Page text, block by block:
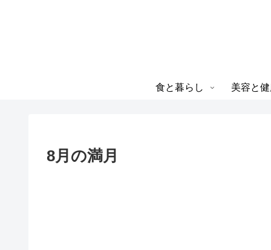
食と暮らし 美容と
8月の満月